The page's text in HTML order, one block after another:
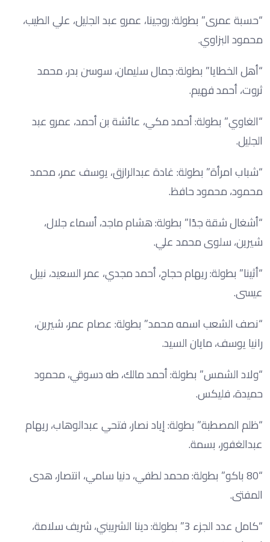
“حسبة عمرى” بطولة: روجينا، عمرو عبد الجليل، علي الطيب،
محمود البزاوي.
“أهل الخطايا” بطولة: جمال سليمان، سوسن بدر، محمد
ثروت، أحمد فهيم.
“الغاوي” بطولة: أحمد مكي، عائشة بن أحمد، عمرو عبد
الجليل.
“شباب امرأة” بطولة: غادة عبدالرازق، يوسف عمر، محمد
محمود، محمود حافظ.
“أشغال شقة جدًا” بطولة: هشام ماجد، أسماء جلال،
شيرين، سلوى محمد علي.
“أثينا” بطولة: ريهام حجاج، أحمد مجدي، عمر السعيد، نبيل
عيسى.
“نصف الشعب اسمه محمد” بطولة: عصام عمر، شيرين،
رانيا يوسف، مايان السيد.
“ولاد الشمس” بطولة: أحمد مالك، طه دسوقي، محمود
حميدة، فليكس.
“ظلم المصطبة” بطولة: إياد نصار، فتحي عبدالوهاب، ريهام
عبدالغفور، بسمة.
“80 باكو” بطولة: محمد لطفي، دنيا سامي، انتصار، هدى
المفتى.
“كامل عدد الجزء 3” بطولة: دينا الشربيني، شريف سلامة،